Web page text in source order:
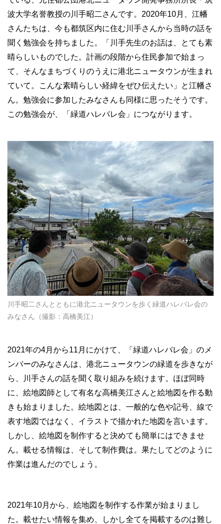
波大学名誉教授の川手昭二さんです。2020年10月、江幡
さんたちは、今も都筑区内に住む川手さんから当時の話を
聞く勉強会を持ちました。「川手先生のお話は、とても素
晴らしいものでした。計画の段階から住民参加で始まっ
て、そんなまちづくりのうえに港北ニュータウンが生まれ
ていて。こんな素晴らしい経緯をぜひ伝えたい」と江幡さ
ん。勉強会に参加したみなさんも同様に思ったそうです。
この勉強会が、「緑道ハレバレ会」につながります。
川手昭二さんとともに港北ニュータウンを歩く緑道ハレバレ会の
みなさん（撮影：高橋美江）
2021年の4月から11月にかけて、「緑道ハレバレ会」のメ
ンバーのみなさんは、港北ニュータウンの緑道を歩きなが
ら、川手さんの話を聞く取り組みを続けます。ほぼ同時
に、絵地図師として有名な高橋美江さんと絵地図を作る動
きも始まりました。絵地図とは、一般的な色や記号、線で
表す地図ではなく、イラストで描かれた地図を言います。
しかし、絵地図を制作すると決めても簡単にはできませ
ん。載せる情報は、そして制作費は。果たしてどのように
作業は進んだのでしょう。
2021年10月から、絵地図を制作する作業が始まりまし
た。載せたい情報を集め、しかし全てを掲載するのは難し